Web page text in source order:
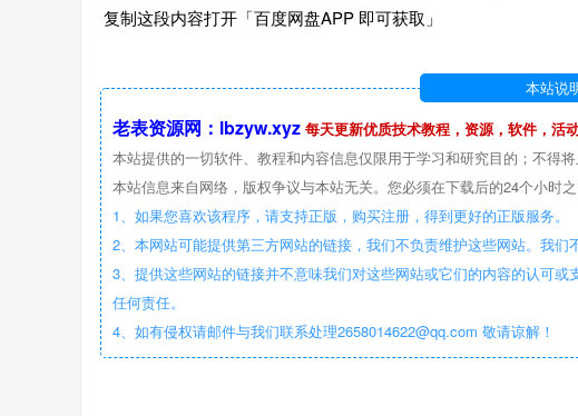
复制这段内容打开「百度网盘APP 即可获取」
本站说
老表资源网：lbzyw.xyz 每天更新优质技术教程，资源，软件，活
本站提供的一切软件、教程和内容信息仅限用于学习和研究目的；不得
本站信息来自网络，版权争议与本站无关。您必须在下载后的24个小时
1、如果您喜欢该程序，请支持正版，购买注册，得到更好的正版服务。
2、本网站可能提供第三方网站的链接，我们不负责维护这些网站。我们
3、提供这些网站的链接并不意味我们对这些网站或它们的内容的认可
任何责任。
4、如有侵权请邮件与我们联系处理2658014622@qq.com 敬请谅解！